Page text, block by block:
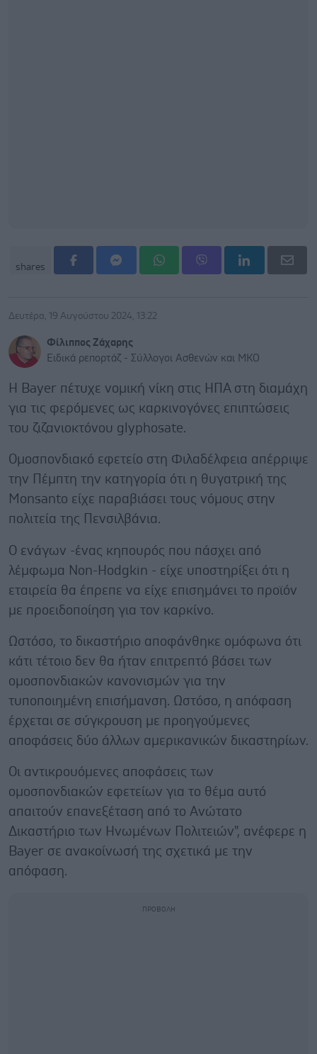
shares
Δευτέρα, 19 Αυγούστου 2024, 13:22
Φίλιππος Ζάχαρης
Ειδικά ρεπορτάζ - Σύλλογοι Ασθενών και ΜΚΟ
Η Bayer πέτυχε νομική νίκη στις ΗΠΑ στη διαμάχη
για τις φερόμενες ως καρκινογόνες επιπτώσεις
του ζιζανιοκτόνου glyphosate.
Ομοσπονδιακό εφετείο στη Φιλαδέλφεια απέρριψε
την Πέμπτη την κατηγορία ότι η θυγατρική της
Monsanto είχε παραβιάσει τους νόμους στην
πολιτεία της Πενσιλβάνια.
Ο ενάγων -ένας κηπουρός που πάσχει από
λέμφωμα Non-Hodgkin - είχε υποστηρίξει ότι η
εταιρεία θα έπρεπε να είχε επισημάνει το προϊόν
με προειδοποίηση για τον καρκίνο.
Ωστόσο, το δικαστήριο αποφάνθηκε ομόφωνα ότι
κάτι τέτοιο δεν θα ήταν επιτρεπτό βάσει των
ομοσπονδιακών κανονισμών για την
τυποποιημένη επισήμανση. Ωστόσο, η απόφαση
έρχεται σε σύγκρουση με προηγούμενες
αποφάσεις δύο άλλων αμερικανικών δικαστηρίων.
Οι αντικρουόμενες αποφάσεις των
ομοσπονδιακών εφετείων για το θέμα αυτό
απαιτούν επανεξέταση από το Ανώτατο
Δικαστήριο των Ηνωμένων Πολιτειών", ανέφερε η
Bayer σε ανακοίνωσή της σχετικά με την
απόφαση.